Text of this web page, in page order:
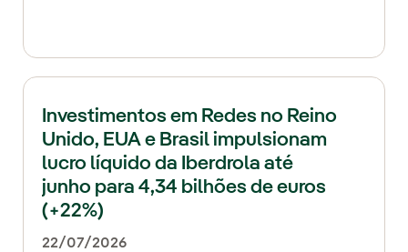
Investimentos em Redes no Reino
Unido, EUA e Brasil impulsionam
lucro líquido da Iberdrola até
junho para 4,34 bilhões de euros
(+22%)
22/07/2026